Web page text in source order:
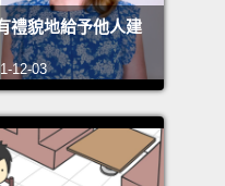
禮貌地給予他人建
12-03